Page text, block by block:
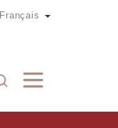
Français Toggle